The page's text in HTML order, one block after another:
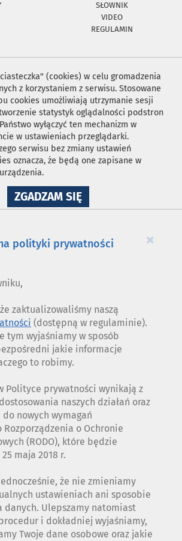
SŁOWNIK
VIDEO
REGULAMIN
(cookies) w celu gromadzenia
z korzystaniem z serwisu. Stosowane
cookies umożliwiają utrzymanie sesji
statystyk oglądalności podstron
wyłączyć ten mechanizm w
w ustawieniach przeglądarki.
serwisu bez zmiany ustawień
oznacza, że będą one zapisane w
ZGADZAM SIĘNA
WYKORZYSTANIE
×
polityki prywatności
zaktualizowaliśmy naszą
(dostępną w regulaminie).
tym wyjaśniamy w sposób
jakie informacje
to robimy.
Polityce prywatności wynikają z
naszych działań oraz
nowych wymagań
Rozporządzenia o Ochronie
(RODO), które będzie
maja 2018 r.
że nie zmieniamy
ustawieniach ani sposobie
danych. Ulepszamy natomiast
i dokładniej wyjaśniamy,
Twoje dane osobowe oraz jakie